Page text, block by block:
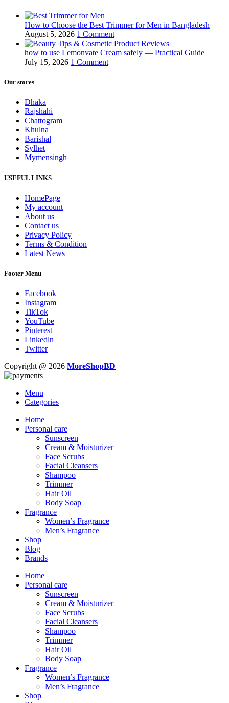
How to Choose the Best Trimmer for Men in Bangladesh
August 5, 2026 1 Comment
how to use Lemonvate Cream safely — Practical Guide
July 15, 2026 1 Comment
Our stores
Dhaka
Rajshahi
Chattogram
Khulna
Barishal
Sylhet
Mymensingh
USEFUL LINKS
HomePage
My account
About us
Contact us
Privacy Policy
Terms & Condition
Latest News
Footer Menu
Facebook
Instagram
TikTok
YouTube
Pinterest
Linkedln
Twitter
Copyright @ 2026 MoreShopBD
Menu
Categories
Home
Personal care
Sunscreen
Cream & Moisturizer
Face Scrubs
Facial Cleansers
Shampoo
Trimmer
Hair Oil
Body Soap
Fragrance
Women’s Fragrance
Men’s Fragrance
Shop
Blog
Brands
Home
Personal care
Sunscreen
Cream & Moisturizer
Face Scrubs
Facial Cleansers
Shampoo
Trimmer
Hair Oil
Body Soap
Fragrance
Women’s Fragrance
Men’s Fragrance
Shop